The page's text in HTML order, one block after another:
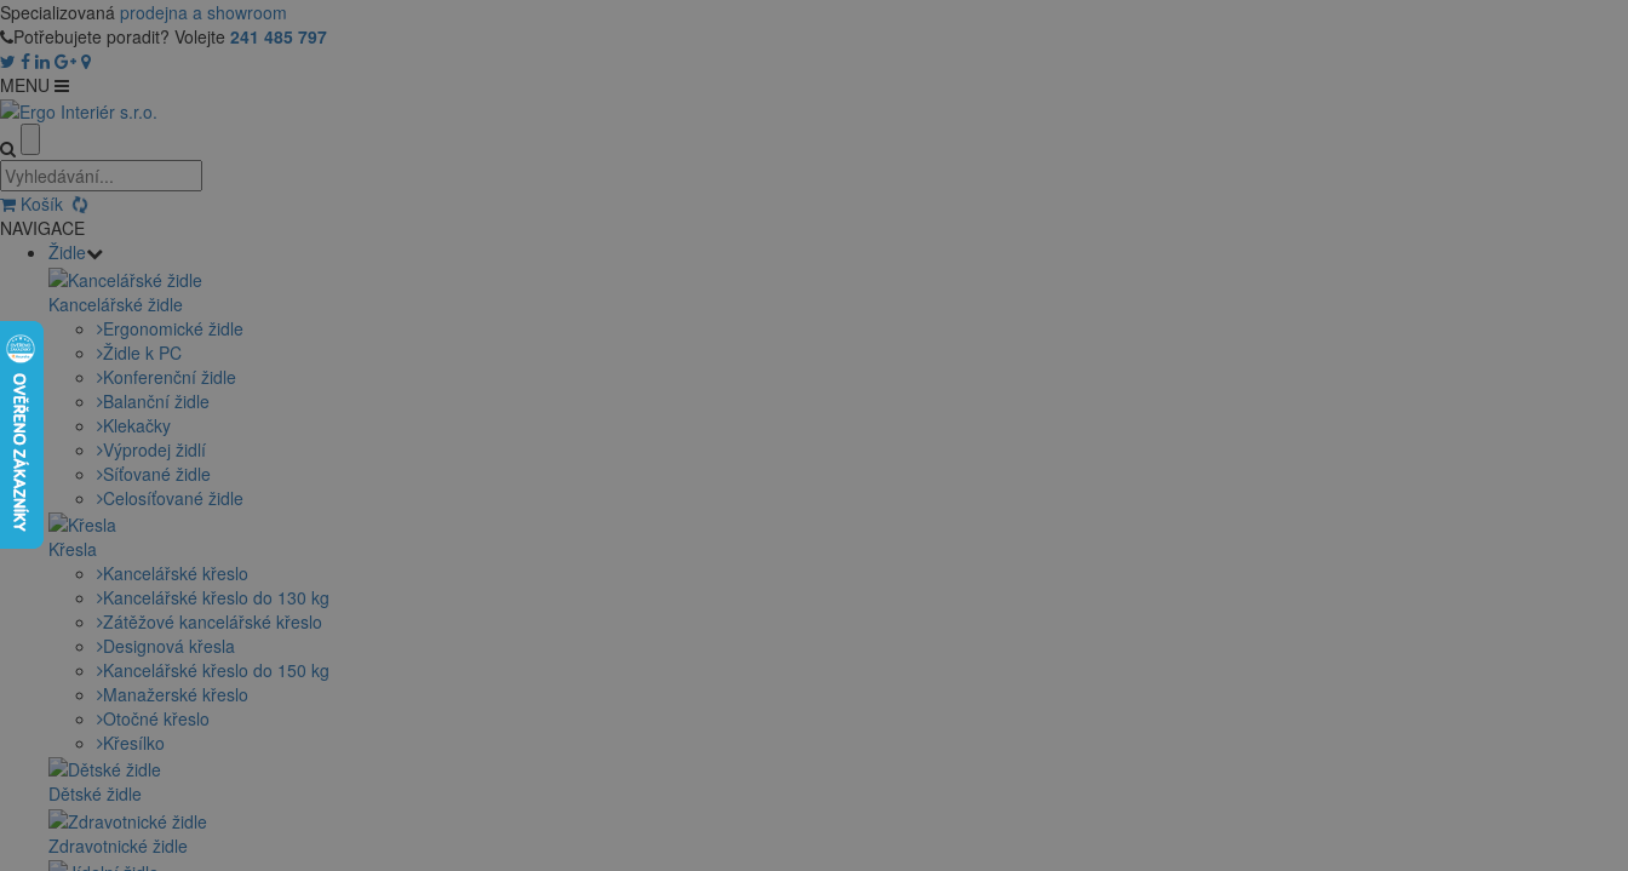
Specializovaná prodejna a showroom
Potřebujete poradit? Volejte 241 485 797
MENU
Košík
NAVIGACE
Židle
Kancelářské židle
Ergonomické židle
Židle k PC
Konferenční židle
Balanční židle
Klekačky
Výprodej židlí
Síťované židle
Celosíťované židle
Křesla
Kancelářské křeslo
Kancelářské křeslo do 130 kg
Zátěžové kancelářské křeslo
Designová křesla
Kancelářské křeslo do 150 kg
Manažerské křeslo
Otočné křeslo
Křesílko
Dětské židle
Zdravotnické židle